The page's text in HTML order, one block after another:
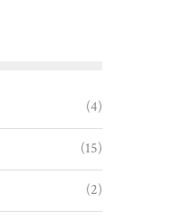
(4)
(15)
(2)